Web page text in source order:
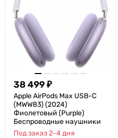
38 499₽
Apple AirPods Max USB-C
(MWW83) (2024)
Фиолетовый (Purple)
Беспроводные наушники
Под заказ 2-4 дня